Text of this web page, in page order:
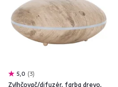
5,0 3
Zvlhčovač/difuzér, farba drevo,